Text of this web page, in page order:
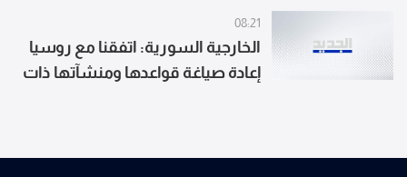
08:21
الخارجية السورية: اتفقنا مع روسيا
إعادة صياغة قواعدها ومنشآتها ذات